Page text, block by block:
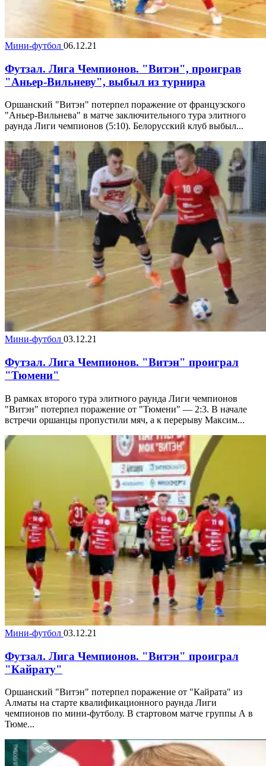
Мини-футбол 06.12.21
Футзал. Лига Чемпионов. "Витэн", проиграв
"Аньер-Вильневу", выбыл из турнира
Оршанский "Витэн" потерпел поражение от французского
"Аньер-Вильнева" в матче заключительного тура элитного
раунда Лиги чемпионов (5:10). Белорусский клуб выбыл...
Мини-футбол 03.12.21
Футзал. Лига Чемпионов. "Витэн" проиграл
"Тюмени"
В рамках второго тура элитного раунда Лиги чемпионов
"Витэн" потерпел поражение от "Тюмени" — 2:3. В начале
встречи оршанцы пропустили мяч, а к перерыву Максим...
Мини-футбол 03.12.21
Футзал. Лига Чемпионов. "Витэн" проиграл
"Кайрату"
Оршанский "Витэн" потерпел поражение от "Кайрата" из
Алматы на старте квалификационного раунда Лиги
чемпионов по мини-футболу. В стартовом матче группы А в
Тюме...